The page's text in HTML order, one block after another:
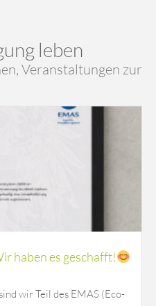
leben
Veranstaltungen zur
haben es geschafft!
wir Teil des EMAS (Eco-